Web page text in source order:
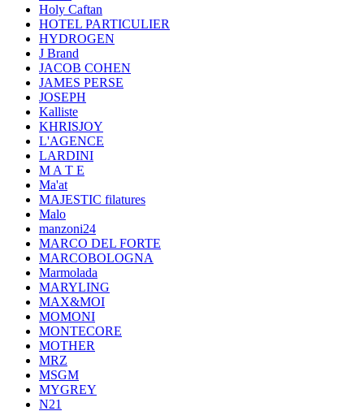
Holy Caftan
HOTEL PARTICULIER
HYDROGEN
J Brand
JACOB COHEN
JAMES PERSE
JOSEPH
Kalliste
KHRISJOY
L'AGENCE
LARDINI
M A T E
Ma'at
MAJESTIC filatures
Malo
manzoni24
MARCO DEL FORTE
MARCOBOLOGNA
Marmolada
MARYLING
MAX&MOI
MOMONI
MONTECORE
MOTHER
MRZ
MSGM
MYGREY
N21